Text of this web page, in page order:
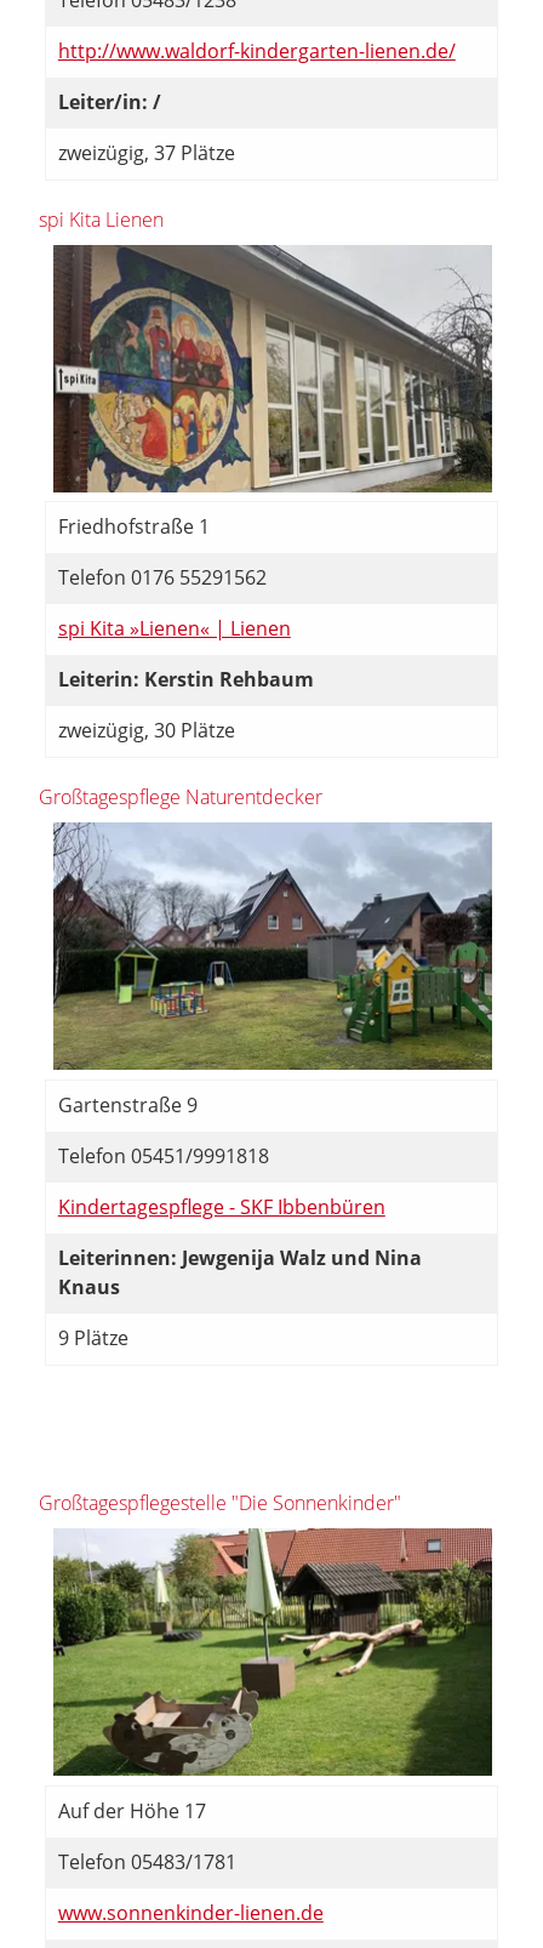
http://www.waldorf-kindergarten-lienen.de/
Leiter/in: /
zweizügig, 37 Plätze
spi Kita Lienen
Friedhofstraße 1
Telefon 0176 55291562
spi Kita »Lienen« | Lienen
Leiterin: Kerstin Rehbaum
zweizügig, 30 Plätze
Großtagespflege Naturentdecker
Gartenstraße 9
Telefon 05451/9991818
Kindertagespflege - SKF Ibbenbüren
Leiterinnen: Jewgenija Walz und Nina
Knaus
9 Plätze
Großtagespflegestelle "Die Sonnenkinder"
Auf der Höhe 17
Telefon 05483/1781
www.sonnenkinder-lienen.de